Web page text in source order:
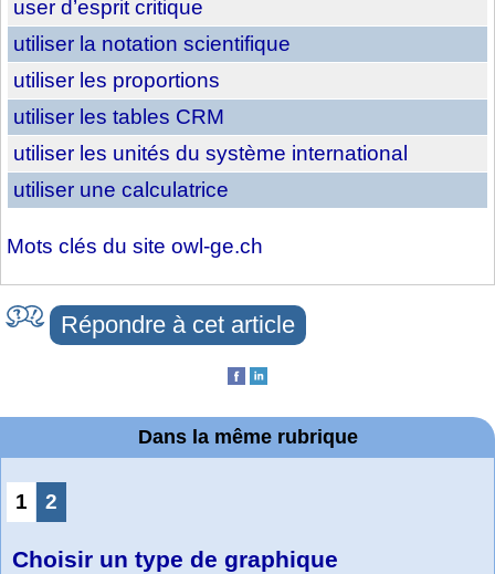
user d’esprit critique
utiliser la notation scientifique
utiliser les proportions
utiliser les tables CRM
utiliser les unités du système international
utiliser une calculatrice
Mots clés du site owl-ge.ch
Répondre à cet article
Dans la même rubrique
1 2
Choisir un type de graphique